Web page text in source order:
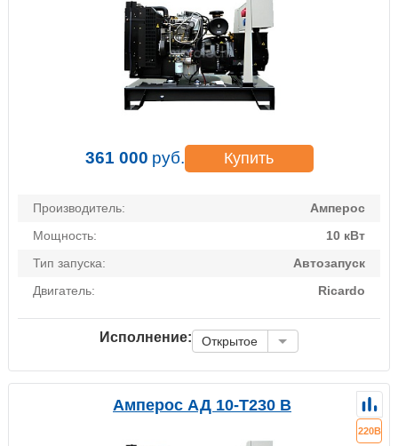
361 000 руб. Купить
Производитель:
Амперос
Мощность:
10 кВт
Тип запуска:
Автозапуск
Двигатель:
Ricardo
Исполнение: Открытое
Амперос АД 10-Т230 B
220В